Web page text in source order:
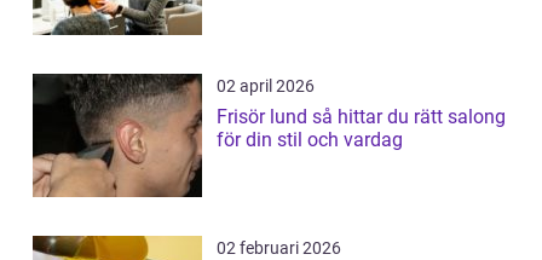
02 april 2026
Frisör lund så hittar du rätt salong
för din stil och vardag
02 februari 2026